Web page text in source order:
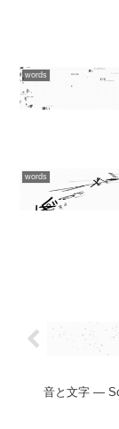
words
words
音と文字 —